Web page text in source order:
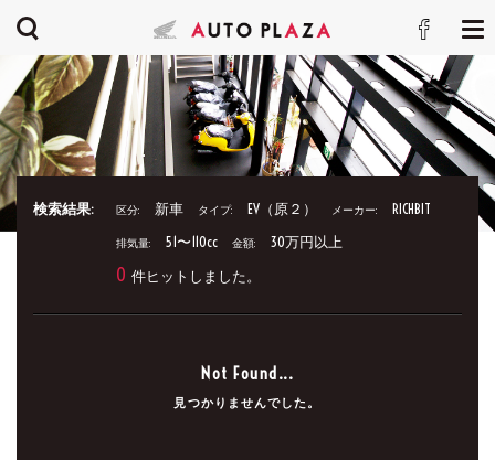
検索結果: 区分: 新車 タイプ: EV（原２） メーカー: RICHBIT
排気量: 51〜110cc 金額: 30万円以上
0 件ヒットしました。
Not Found...
見つかりませんでした。